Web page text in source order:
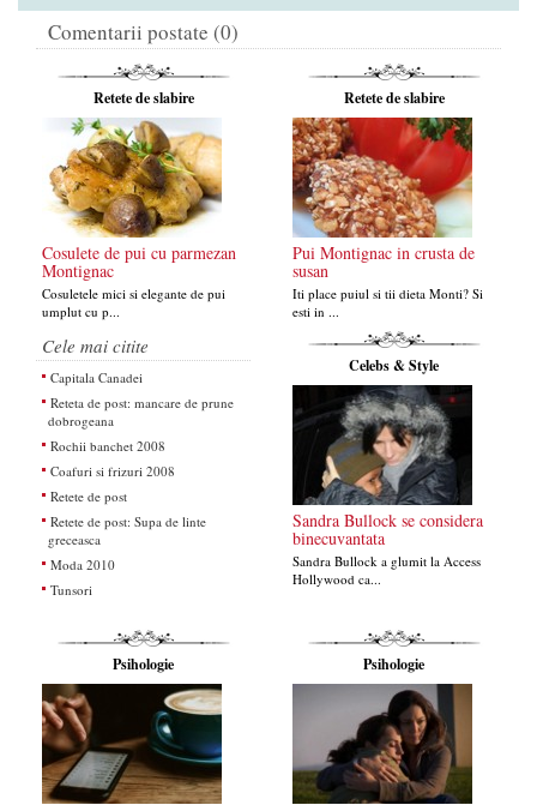
Comentarii postate (0)
Retete de slabire
Cosulete de pui cu parmezan
Montignac
Cosuletele mici si elegante de pui
umplut cu p...
Retete de slabire
Pui Montignac in crusta de
susan
Iti place puiul si tii dieta Monti? Si
esti in ...
Cele mai citite
Capitala Canadei
Reteta de post: mancare de prune
dobrogeana
Rochii banchet 2008
Coafuri si frizuri 2008
Retete de post
Retete de post: Supa de linte
greceasca
Moda 2010
Tunsori
Celebs & Style
Sandra Bullock se considera
binecuvantata
Sandra Bullock a glumit la Access
Hollywood ca...
Psihologie Psihologie